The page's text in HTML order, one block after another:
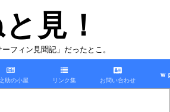
見！
ーフィン見聞記」だったとこ。
助の小屋 リンク集 お問い合わせ
ｗ